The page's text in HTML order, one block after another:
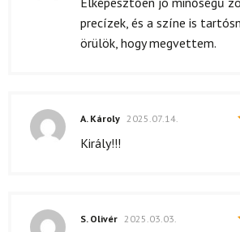
precízek, és a színe is
örülök, hogy megvettem.
A. Károly 2025.07.14.
Király!!!
S. Olivér 2025.03.03.